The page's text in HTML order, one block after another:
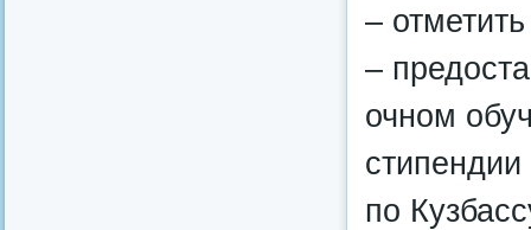
–
–
очном
по